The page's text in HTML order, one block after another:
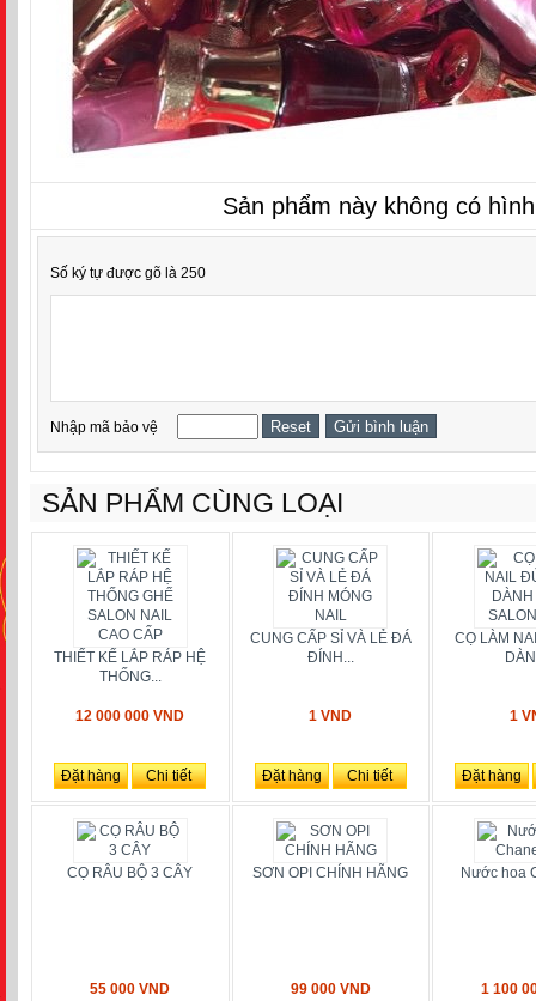
Sản phẩm này không có
Số ký tự được gõ là 250
Nhập mã bảo vệ
SẢN PHẨM CÙNG LOẠI
THIẾT KẾ LẮP RÁP HỆ
THỐNG...
12 000 000 VND
Đặt hàng Chi tiết
CUNG CẤP SỈ VÀ LẺ ĐÁ
ĐÍNH...
1 VND
Đặt hàng Chi tiết
CỌ LÀM
1
Đặt hàng
CỌ RÂU BỘ 3 CÂY
55 000 VND
SƠN OPI CHÍNH HÃNG
99 000 VND
Nước hoa
1 100